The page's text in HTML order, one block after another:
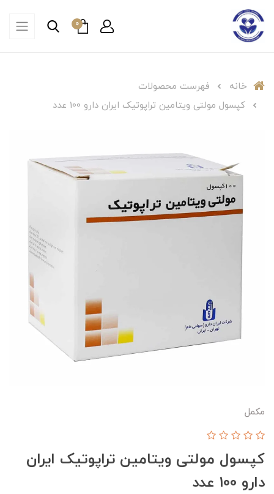
0
خانه
فهرست محصولات
کپسول مولتی ویتامین تراپوتیک ایران دارو 100 عدد
مکمل
کپسول مولتی ویتامین تراپوتیک ایران
دارو 100 عدد